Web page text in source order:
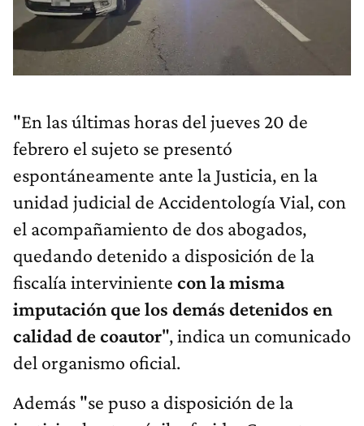
"En las últimas horas del jueves 20 de
febrero el sujeto se presentó
espontáneamente ante la Justicia, en la
unidad judicial de Accidentología Vial, con
el acompañamiento de dos abogados,
quedando detenido a disposición de la
fiscalía interviniente con la misma
imputación que los demás detenidos en
calidad de coautor", indica un comunicado
del organismo oficial.
Además "se puso a disposición de la